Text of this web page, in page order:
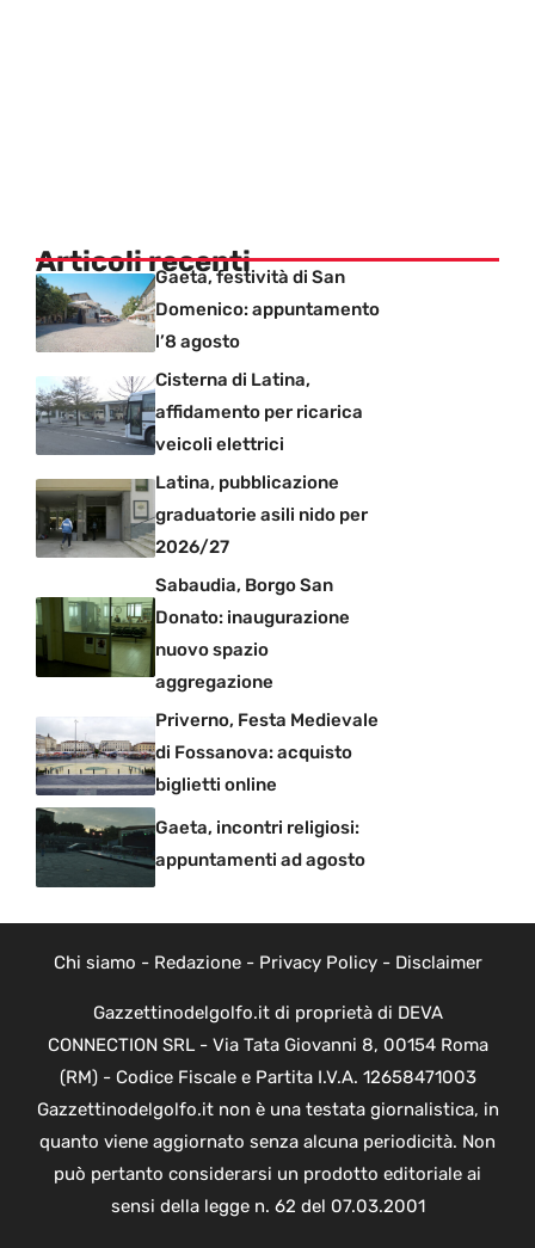
Articoli recentiGaeta, festività di San
Domenico: appuntamento
l’8 agosto
Cisterna di Latina,
affidamento per ricarica
veicoli elettrici
Latina, pubblicazione
graduatorie asili nido per
2026/27
Sabaudia, Borgo San
Donato: inaugurazione
nuovo spazio
aggregazione
Priverno, Festa Medievale
di Fossanova: acquisto
biglietti online
Gaeta, incontri religiosi:
appuntamenti ad agosto
Chi siamo - Redazione- Privacy Policy- Disclaimer
Gazzettinodelgolfo.it di proprietà di DEVA
CONNECTION SRL - Via Tata Giovanni 8, 00154 Roma
(RM) - Codice Fiscale e Partita I.V.A. 12658471003
Gazzettinodelgolfo.it non è una testata giornalistica, in
quanto viene aggiornato senza alcuna periodicità. Non
può pertanto considerarsi un prodotto editoriale ai
sensi della legge n. 62 del 07.03.2001